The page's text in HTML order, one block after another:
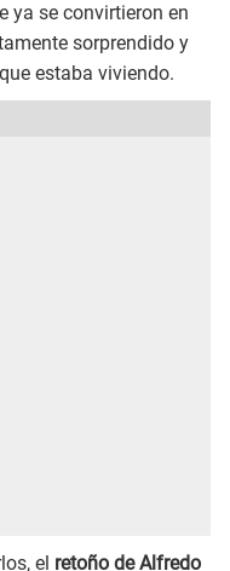
ya se convirtieron en
sorprendido y
estaba viviendo.
el retoño de Alfredo